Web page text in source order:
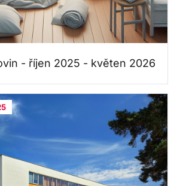
- říjen 2025 - květen 2026